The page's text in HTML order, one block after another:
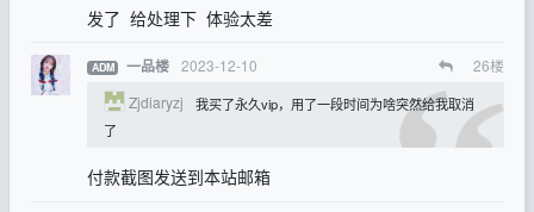
发了 给处理下 体验太差
ADM 一品楼 2023-12-10 26楼
Zjdiaryzj
我买了永久vip，用了一段时间为啥突然给我取消
了
付款截图发送到本站邮箱